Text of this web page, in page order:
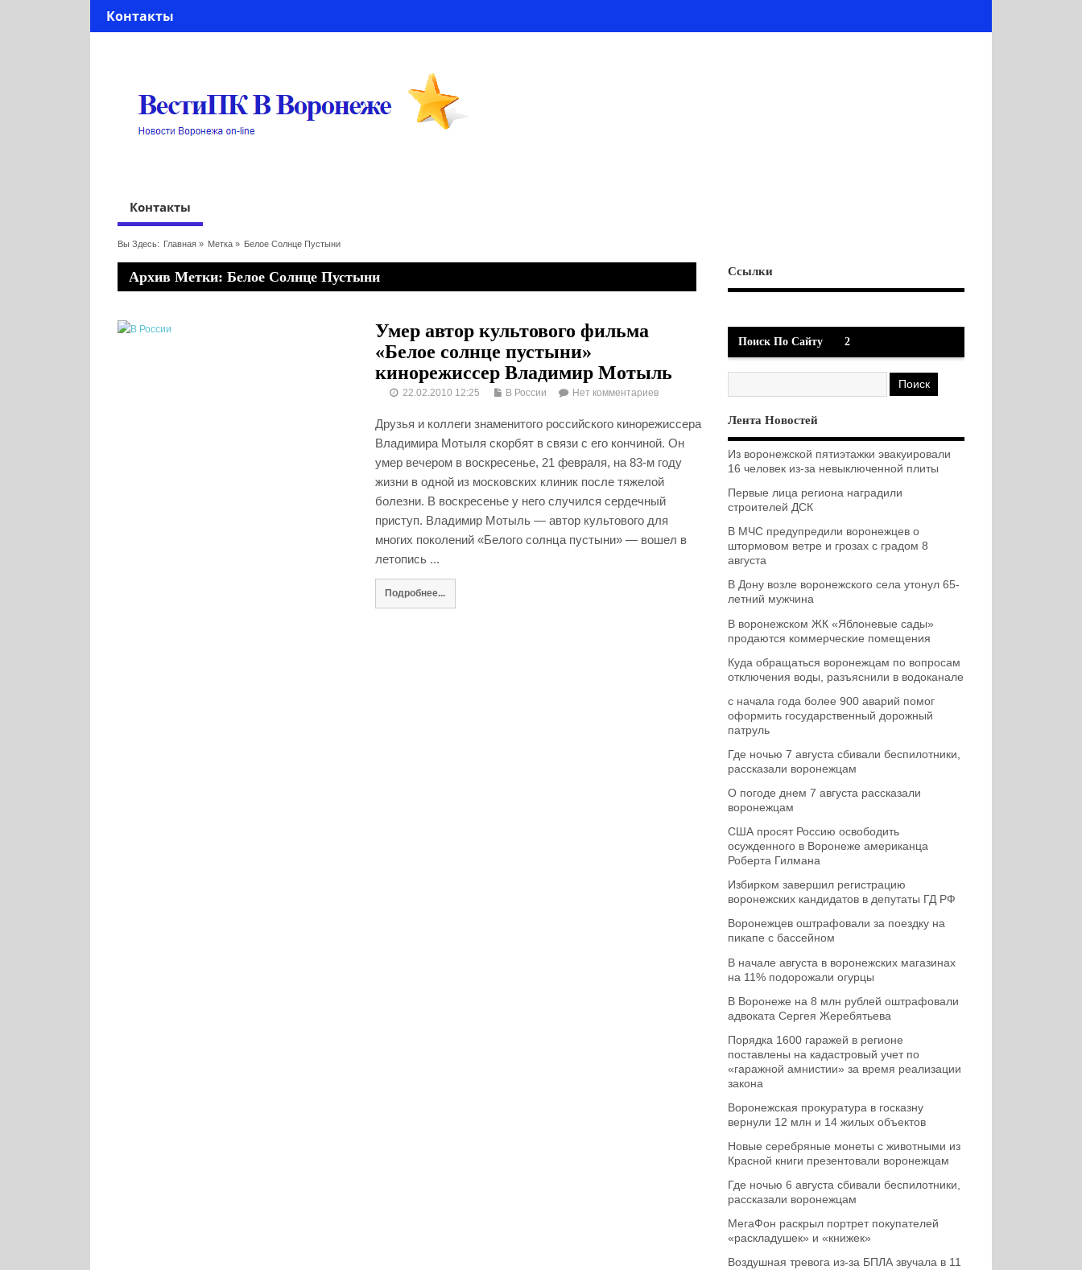
Контакты
Контакты
Вы Здесь: Главная» Метка » Белое Солнце Пустыни
Архив Метки: Белое Солнце Пустыни
Умер автор культового фильма
«Белое солнце пустыни»
кинорежиссер Владимир Мотыль
22.02.2010 12:25 В России Нет комментариев
Друзья и коллеги знаменитого российского кинорежиссера
Владимира Мотыля скорбят в связи с его кончиной. Он
умер вечером в воскресенье, 21 февраля, на 83-м году
жизни в одной из московских клиник после тяжелой
болезни. В воскресенье у него случился сердечный
приступ. Владимир Мотыль — автор культового для
многих поколений «Белого солнца пустыни» — вошел в
летопись ...
Подробнее...
Ссылки
Поиск По Сайту 2
Лента Новостей
Из воронежской пятиэтажки эвакуировали
16 человек из-за невыключенной плиты
Первые лица региона наградили
строителей ДСК
В МЧС предупредили воронежцев о
штормовом ветре и грозах с градом 8
августа
В Дону возле воронежского села утонул 65-
летний мужчина
В воронежском ЖК «Яблоневые сады»
продаются коммерческие помещения
Куда обращаться воронежцам по вопросам
отключения воды, разъяснили в водоканале
с начала года более 900 аварий помог
оформить государственный дорожный
патруль
Где ночью 7 августа сбивали беспилотники,
рассказали воронежцам
О погоде днем 7 августа рассказали
воронежцам
США просят Россию освободить
осужденного в Воронеже американца
Роберта Гилмана
Избирком завершил регистрацию
воронежских кандидатов в депутаты ГД РФ
Воронежцев оштрафовали за поездку на
пикапе с бассейном
В начале августа в воронежских магазинах
на 11% подорожали огурцы
В Воронеже на 8 млн рублей оштрафовали
адвоката Сергея Жеребятьева
Порядка 1600 гаражей в регионе
поставлены на кадастровый учет по
«гаражной амнистии» за время реализации
закона
Воронежская прокуратура в госказну
вернули 12 млн и 14 жилых объектов
Новые серебряные монеты с животными из
Красной книги презентовали воронежцам
Где ночью 6 августа сбивали беспилотники,
рассказали воронежцам
МегаФон раскрыл портрет покупателей
«раскладушек» и «книжек»
Воздушная тревога из-за БПЛА звучала в 11